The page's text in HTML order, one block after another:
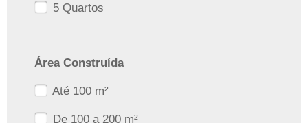
5 Quartos
Área Construída
Até 100 m²
De 100 a 200 m²